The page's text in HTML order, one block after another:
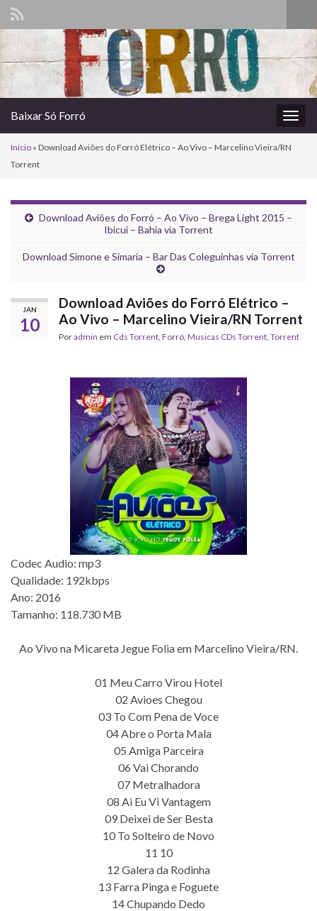
Search for:
Baixar Só Forró
Início » Download Aviões do Forró Elétrico – Ao Vivo – Marcelino Vieira/RN
Torrent
Download Aviões do Forró – Ao Vivo – Brega Light 2015 –
Ibicuí – Bahia via Torrent
Download Simone e Simaria – Bar Das Coleguinhas via Torrent
JAN
10
Download Aviões do Forró Elétrico –
Ao Vivo – Marcelino Vieira/RN Torrent
Poradmin em Cds Torrent Forró ‎Musicas CDs Torrent Torrent
Codec Audio: mp3
Qualidade: 192kbps
Ano: 2016
Tamanho: 118.730 MB
Ao Vivo na Micareta Jegue Folia em Marcelino Vieira/RN.
01 Meu Carro Virou Hotel
02 Avioes Chegou
03 To Com Pena de Voce
04 Abre o Porta Mala
05 Amiga Parceira
06 Vai Chorando
07 Metralhadora
08 Ai Eu Vi Vantagem
09 Deixei de Ser Besta
10 To Solteiro de Novo
11 10
12 Galera da Rodinha
13 Farra Pinga e Foguete
14 Chupando Dedo